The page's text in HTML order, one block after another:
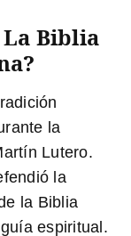
Biblia
la
Lutero.
la
la Biblia
espiritual.